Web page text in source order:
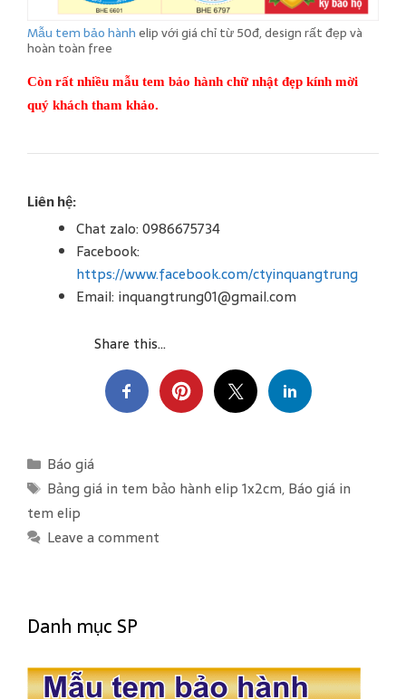
Mẫu tem bảo hànhelip với giá chỉ từ 50đ, design rất đẹp và
hoàn toàn free
Còn rất nhiều mẫu tem bảo hành chữ nhật đẹp kính mời
quý khách tham khảo.
Liên hệ:
Chat zalo: 0986675734
Facebook:
https://www.facebook.com/ctyinquangtrung
Email: inquangtrung01@gmail.com
Share this...
C
a
t
e
i
s
Báo giá
T
a
g
Bảng giá in tem bảo hành elip 1x2cm, Báo giá in
tem elip
Leave a comment
Danh mục SP